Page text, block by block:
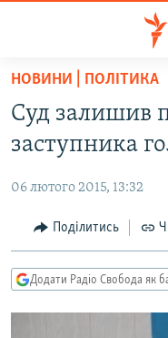
Перейти
основного
матеріалу
Перейти
до
навігації
Перейти
до
ВСЕ ЗА ДОБУ
СТАТТІ
ПОЛІТИКА
ЕКОНОМІКА
КУЛЬТУРА
ВІЙНА
РОСІЙСЬКА
КРИМ.РЕАЛІЇ
НОВИНИ | ПОЛІТИКА
Суд залишив
заступника
06 лютого 2015, 13:32
Поділитись
Додати Радіо Свобода як